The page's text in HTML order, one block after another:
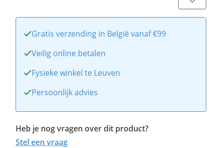
Gratis verzending in België vanaf €99
Veilig online betalen
Fysieke winkel te Leuven
Persoonlijk advies
Heb je nog vragen over dit product?
Stel een vraag